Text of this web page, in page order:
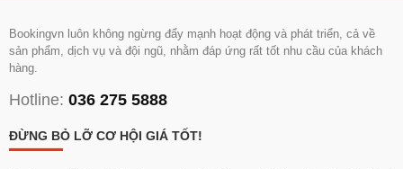
Bookingvn luôn không ngừng đẩy mạnh hoạt động và phát triển, cả về
sản phẩm, dịch vụ và đội ngũ, nhằm đáp ứng rất tốt nhu cầu của khách
hàng.
Hotline: 036 275 5888
ĐỪNG BỎ LỠ CƠ HỘI GIÁ TỐT!